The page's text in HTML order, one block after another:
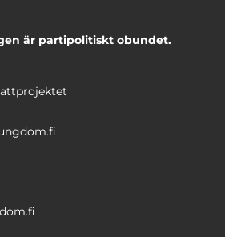
är partipolitiskt obundet.